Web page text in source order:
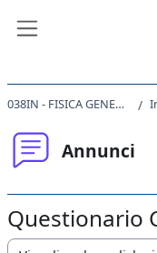
038IN - FISICA GENERALE II 2025
Annunci
Questionario